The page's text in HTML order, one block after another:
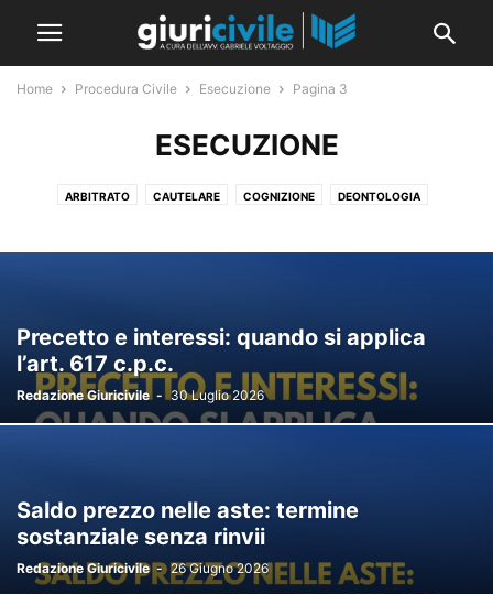
Home Procedura Civile Esecuzione Pagina 3
ESECUZIONE
ARBITRATO CAUTELARE COGNIZIONE DEONTOLOGIA
MONITORIO NOTIFICAZIONI PROCEDIMENTI SOMMARI
Precetto e interessi: quando si applica
l’art. 617 c.p.c.
Redazione Giuricivile - 30 Luglio 2026
Saldo prezzo nelle aste: termine
sostanziale senza rinvii
Redazione Giuricivile - 26 Giugno 2026